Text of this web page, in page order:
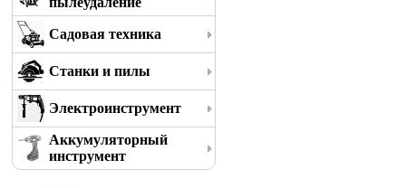
Садовая техника
Станки и пилы
Электроинструмент
Аккумуляторный
инструмент